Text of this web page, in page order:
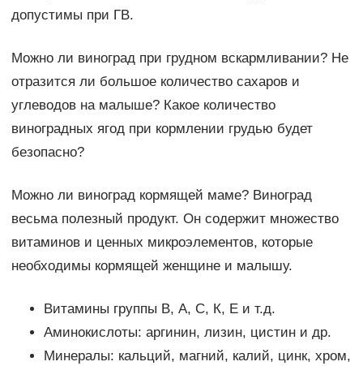
допустимы при ГВ.
Можно ли виноград при грудном вскармливании? Не
отразится ли большое количество сахаров и
углеводов на малыше? Какое количество
виноградных ягод при кормлении грудью будет
безопасно?
Можно ли виноград кормящей маме? Виноград
весьма полезный продукт. Он содержит множество
витаминов и ценных микроэлементов, которые
необходимы кормящей женщине и малышу.
Витамины группы В, А, С, К, Е и т.д.
Аминокислоты: аргинин, лизин, цистин и др.
Минералы: кальций, магний, калий, цинк, хром,